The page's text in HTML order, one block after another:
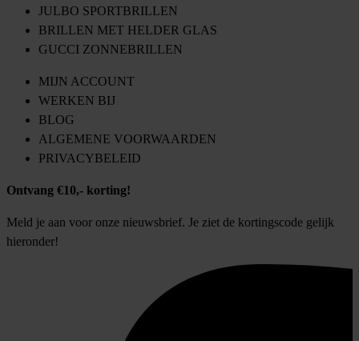
JULBO SPORTBRILLEN
BRILLEN MET HELDER GLAS
GUCCI ZONNEBRILLEN
MIJN ACCOUNT
WERKEN BIJ
BLOG
ALGEMENE VOORWAARDEN
PRIVACYBELEID
Ontvang €10,- korting!
Meld je aan voor onze nieuwsbrief. Je ziet de kortingscode gelijk
hieronder!